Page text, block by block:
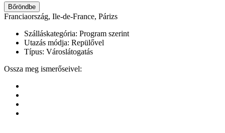
Bőröndbe
Franciaország, Ile-de-France, Párizs
Szálláskategória: Program szerint
Utazás módja: Repülővel
Típus: Városlátogatás
Ossza meg ismerőseivel: